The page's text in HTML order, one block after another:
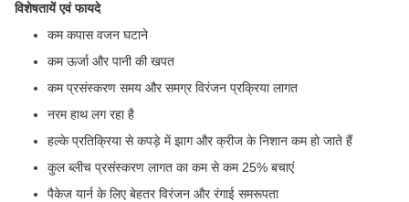
विशेषतायें एवं फायदे
कम कपास वजन घटाने
कम ऊर्जा और पानी की खपत
कम प्रसंस्करण समय और समग्र विरंजन प्रक्रिया लागत
नरम हाथ लग रहा है
हल्के प्रतिक्रिया से कपड़े में झाग और क्रीज के निशान कम हो जाते हैं
कुल ब्लीच प्रसंस्करण लागत का कम से कम 25% बचाएं
पैकेज यार्न के लिए बेहतर विरंजन और रंगाई समरूपता